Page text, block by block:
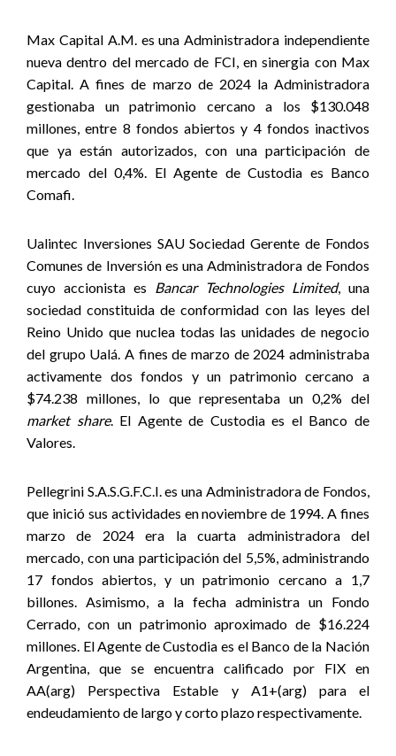
Max Capital A.M. es una Administradora independiente
nueva dentro del mercado de FCI, en sinergia con Max
Capital. A fines de marzo de 2024 la Administradora
gestionaba un patrimonio cercano a los $130.048
millones, entre 8 fondos abiertos y 4 fondos inactivos
que ya están autorizados, con una participación de
mercado del 0,4%. El Agente de Custodia es Banco
Comafi.
Ualintec Inversiones SAU Sociedad Gerente de Fondos
Comunes de Inversión es una Administradora de Fondos
cuyo accionista es Bancar Technologies Limited, una
sociedad constituida de conformidad con las leyes del
Reino Unido que nuclea todas las unidades de negocio
del grupo Ualá. A fines de marzo de 2024 administraba
activamente dos fondos y un patrimonio cercano a
$74.238 millones, lo que representaba un 0,2% del
market share. El Agente de Custodia es el Banco de
Valores.
Pellegrini S.A.S.G.F.C.I. es una Administradora de Fondos,
que inició sus actividades en noviembre de 1994. A fines
marzo de 2024 era la cuarta administradora del
mercado, con una participación del 5,5%, administrando
17 fondos abiertos, y un patrimonio cercano a 1,7
billones. Asimismo, a la fecha administra un Fondo
Cerrado, con un patrimonio aproximado de $16.224
millones. El Agente de Custodia es el Banco de la Nación
Argentina, que se encuentra calificado por FIX en
AA(arg) Perspectiva Estable y A1+(arg) para el
endeudamiento de largo y corto plazo respectivamente.